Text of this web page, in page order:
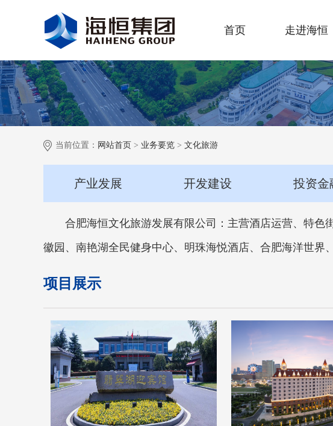
首页 走进海恒
当前位置： 网站首页 > 业务要览 > 文化旅游
产业发展 开发建设 投资金
合肥海恒文化旅游发展有限公司：主营酒店运营、特
徽园、南艳湖全民健身中心、明珠海悦酒店、合肥海洋世界
项目展示